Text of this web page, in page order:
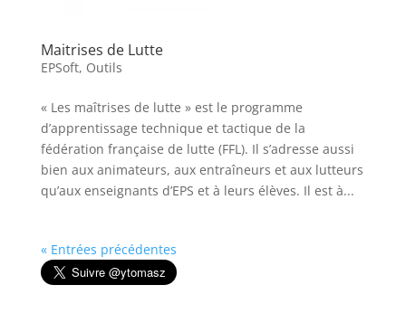
Maitrises de Lutte
EPSoft, Outils
« Les maîtrises de lutte » est le programme
d’apprentissage technique et tactique de la
fédération française de lutte (FFL). Il s’adresse aussi
bien aux animateurs, aux entraîneurs et aux lutteurs
qu’aux enseignants d’EPS et à leurs élèves. Il est à...
« Entrées précédentes